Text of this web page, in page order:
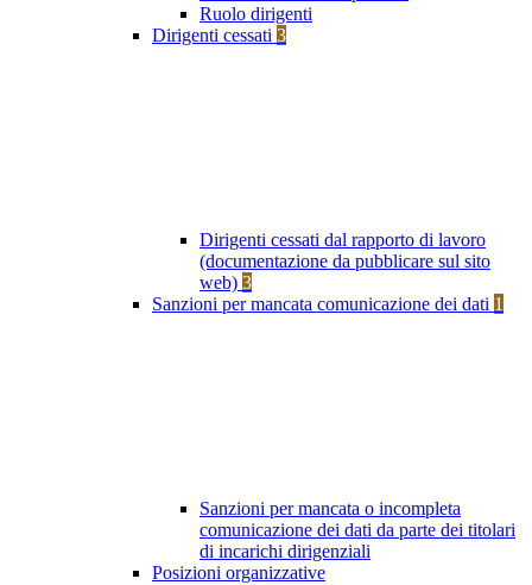
Ruolo dirigenti
Dirigenti cessati 3
Dirigenti cessati dal rapporto di lavoro
(documentazione da pubblicare sul sito
web) 3
Sanzioni per mancata comunicazione dei dati 1
Sanzioni per mancata o incompleta
comunicazione dei dati da parte dei titolari
di incarichi dirigenziali
Posizioni organizzative